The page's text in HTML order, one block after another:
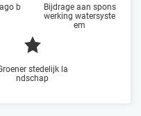
b
Bijdrage aan spons
werking watersyste
em
stedelijk la
ndschap